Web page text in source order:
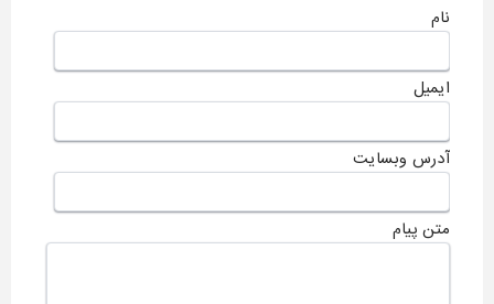
نام
ایمیل
آدرس وبسایت
متن پیام